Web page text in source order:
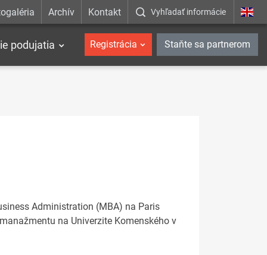
Archív Kontakt Vyhľadať informácie
podujatia Registrácia Staňte sa partnerom
Administration (MBA) na Paris
na Univerzite Komenského v